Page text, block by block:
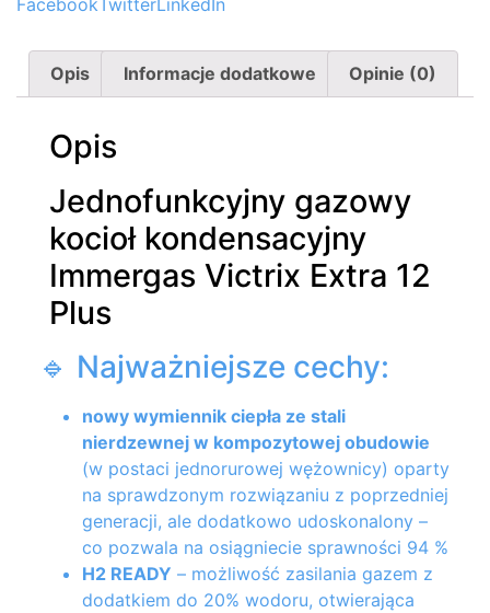
Opis Informacje dodatkowe Opinie (0)
Opis
Jednofunkcyjny gazowy
kocioł kondensacyjny
Immergas Victrix Extra 12
Plus
🔹 Najważniejsze cechy:
nowy wymiennik ciepła ze stali
nierdzewnej w kompozytowej obudowie
(w postaci jednorurowej wężownicy) oparty
na sprawdzonym rozwiązaniu z poprzedniej
generacji, ale dodatkowo udoskonalony –
co pozwala na osiągniecie sprawności 94 %
H2 READY – możliwość zasilania gazem z
dodatkiem do 20% wodoru, otwierająca